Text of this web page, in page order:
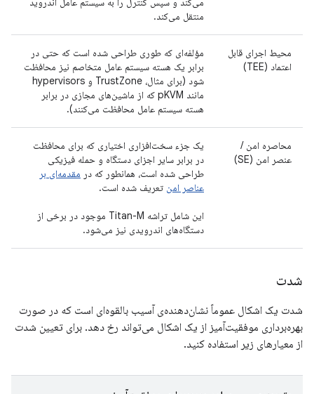
منتقل می‌کند.
محیط اجرای قابل
اعتماد (TEE)
مؤلفه‌ای که طوری طراحی شده است که حتی در
برابر یک هسته سیستم عامل متخاصم نیز محافظت
شود (برای مثال، TrustZone و hypervisors
مانند pKVM که از ماشین‌های مجازی در برابر
هسته سیستم عامل محافظت می‌کنند).
محاصره امن /
عنصر امن (SE)
یک جزء سخت‌افزاری اختیاری که برای محافظت
در برابر سایر اجزای دستگاه و حمله فیزیکی
طراحی شده است، همانطور که در مقدمه‌ای بر
عناصر امن تعریف شده است.
این شامل تراشه Titan-M موجود در برخی از
دستگاه‌های اندرویدی نیز می‌شود.
شدت
شدت یک اشکال عموماً نشان‌دهنده‌ی آسیب بالقوه‌ای است که در صورت
بهره‌برداری موفقیت‌آمیز از یک اشکال می‌تواند رخ دهد. برای تعیین شدت
از معیارهای زیر استفاده کنید.